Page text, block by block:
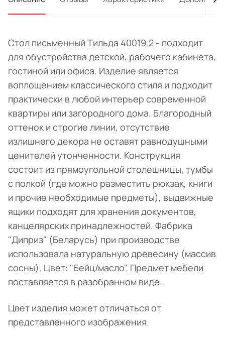
Стол письменный Тильда 40019.2 - подходит
для обустройства детской, рабочего кабинета,
гостиной или офиса. Изделие является
воплощением классического стиля и подходит
практически в любой интерьер современной
квартиры или загородного дома. Благородный
оттенок и строгие линии, отсутствие
излишнего декора не оставят равнодушными
ценителей утонченности. Конструкция
состоит из прямоугольной столешницы, тумбы
с полкой (где можно разместить рюкзак, книги
и прочие необходимые предметы), выдвижные
ящики подходят для хранения документов,
канцелярских принадлежностей. Фабрика
"Диприз" (Беларусь) при производстве
использовала натуральную древесину (массив
сосны). Цвет: "Бейц/масло". Предмет мебели
поставляется в разобранном виде.
Цвет изделия может отличаться от
представленного изображения.